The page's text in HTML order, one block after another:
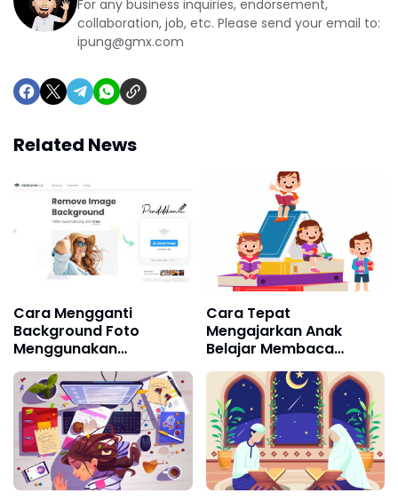
For any business inquiries, endorsement,
collaboration, job, etc. Please send your email to:
ipung@gmx.com
Related News
Cara Mengganti
Background Foto
Menggunakan
Handphone
Cara Tepat
Mengajarkan Anak
Belajar Membaca
Dengan Baik